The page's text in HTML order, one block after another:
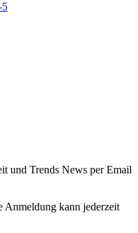
5
und Trends News per Email
Anmeldung kann jederzeit